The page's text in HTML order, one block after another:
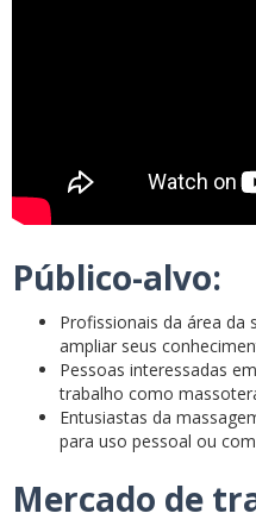
Público-alvo:
Profissionais da área da
ampliar seus
Pessoas interessadas
trabalho como
Entusiastas da
para uso pessoal ou
Mercado de